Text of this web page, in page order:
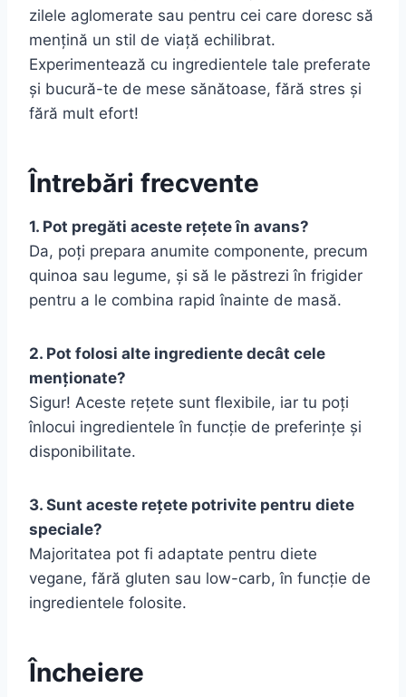
zilele aglomerate sau pentru cei care doresc să
mențină un stil de viață echilibrat.
Experimentează cu ingredientele tale preferate
și bucură-te de mese sănătoase, fără stres și
fără mult efort!
Întrebări frecvente
1. Pot pregăti aceste rețete în avans?
Da, poți prepara anumite componente, precum
quinoa sau legume, și să le păstrezi în frigider
pentru a le combina rapid înainte de masă.
2. Pot folosi alte ingrediente decât cele
menționate?
Sigur! Aceste rețete sunt flexibile, iar tu poți
înlocui ingredientele în funcție de preferințe și
disponibilitate.
3. Sunt aceste rețete potrivite pentru diete
speciale?
Majoritatea pot fi adaptate pentru diete
vegane, fără gluten sau low-carb, în funcție de
ingredientele folosite.
Încheiere